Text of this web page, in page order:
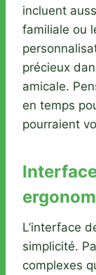
incluent
familiale ou
précieux
amicale.
en temps
pourraient
L’interface
simplicité.
complexes